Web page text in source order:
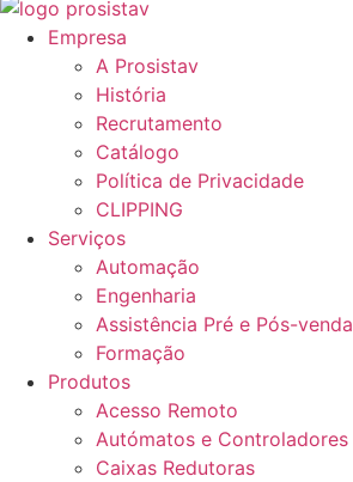
Empresa
A Prosistav
História
Recrutamento
Catálogo
Política de Privacidade
CLIPPING
Serviços
Automação
Engenharia
Assistência Pré e Pós-venda
Formação
Produtos
Acesso Remoto
Autómatos e Controladores
Caixas Redutoras